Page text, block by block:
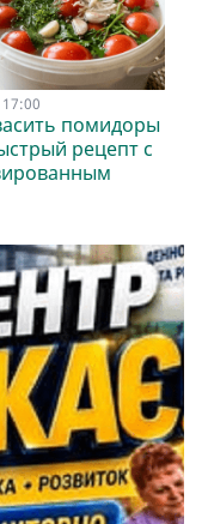
помидоры
рецепт с